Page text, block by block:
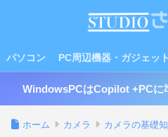
パソコン PC周辺機器・ガジェット
WindowsPCはCopilot +PCに
ホーム カメラ カメラの基礎